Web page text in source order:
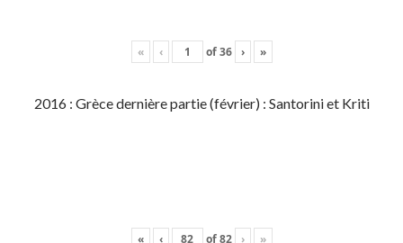
« ‹ of36 › »
2016 : Grèce dernière partie (février) : Santorini et Kriti
« ‹ of82 › »